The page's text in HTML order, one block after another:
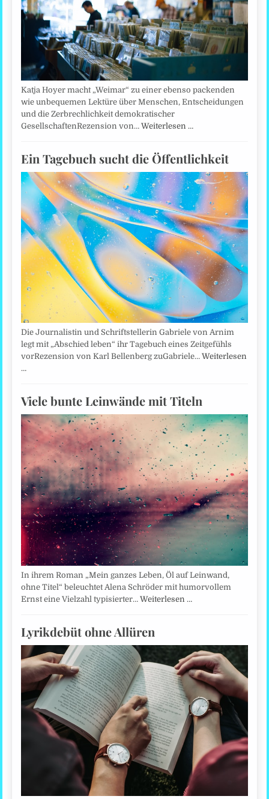
Katja Hoyer macht „Weimar“ zu einer ebenso packenden
wie unbequemen Lektüre über Menschen, Entscheidungen
und die Zerbrechlichkeit demokratischer
GesellschaftenRezension von…Weiterlesen …
Ein Tagebuch sucht die Öffentlichkeit
Die Journalistin und Schriftstellerin Gabriele von Arnim
legt mit „Abschied leben“ ihr Tagebuch eines Zeitgefühls
vorRezension von Karl Bellenberg zuGabriele…Weiterlesen
…
Viele bunte Leinwände mit Titeln
In ihrem Roman „Mein ganzes Leben, Öl auf Leinwand,
ohne Titel“ beleuchtet Alena Schröder mit humorvollem
Ernst eine Vielzahl typisierter…Weiterlesen …
Lyrikdebüt ohne Allüren